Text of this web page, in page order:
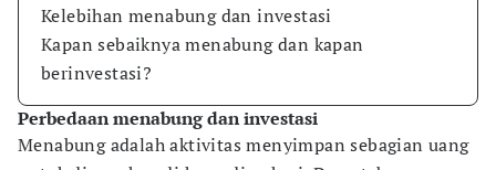
Kelebihan menabung dan investasi
Kapan sebaiknya menabung dan kapan
berinvestasi?
Perbedaan menabung dan investasi
Menabung adalah aktivitas menyimpan sebagian uang